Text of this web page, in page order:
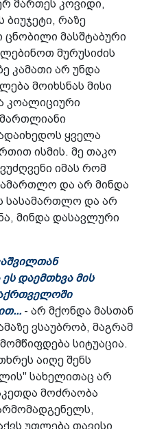
მართეს კოვიდი,
ბიუჯეტი, რაზე
მასშტაბური
მურუსიძის
კამათი არ უნდა
მოიხსნას მისი
კოალიციური
ყველა
ისმის. მე თაკო
იმას რომ
და არ მინდა
სასამართლო და არ
მინდა დასავლური
დაემთხვა მის
- არ მქონდა მასთან
ვსაუბრობ, მაგრამ
სიტუაცია.
აიღე შენს
სახელითაც არ
მოძრაობა
უფლება თავისი